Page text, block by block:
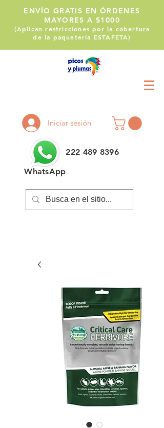
ENVÍO GRATIS EN ÓRDENES
MAYORES A $1000
(Aplican restricciones por la cobertura
de la paquetería ESTAFETA)
Iniciar sesión
222 489 8396
WhatsApp